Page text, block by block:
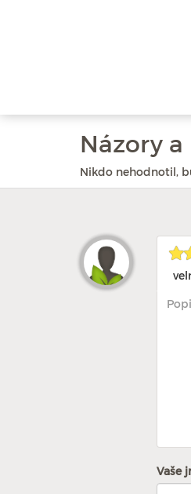
Názory
Nikdo nehodnotil,
Vaše